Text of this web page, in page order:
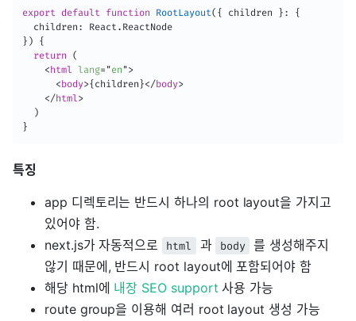
export default function RootLayout( { children } :
{
  children
: React .
} )
{
return
(
<html lang= "en ">
<body>{children}</body>
</html >
)
}
특징
app 디렉토리는 반드시 하나의 root layout을 가지고
있어야 함.
next.js가 자동적으로
html 과 body
를 생성해주지
않기 때문에, 반드시 root layout에 포함되어야 함
해당 html에 내장 SEO support 사용 가능
route group을 이용해 여러 root layout 생성 가능